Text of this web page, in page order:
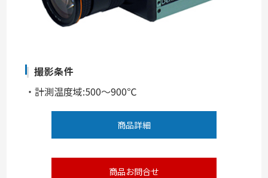
撮影条件
・計測温度域:500～900℃
商品詳細
商品お問合せ